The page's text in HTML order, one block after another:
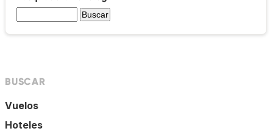
BUSCAR
Vuelos
Hoteles